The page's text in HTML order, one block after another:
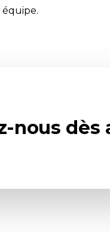
nous dès